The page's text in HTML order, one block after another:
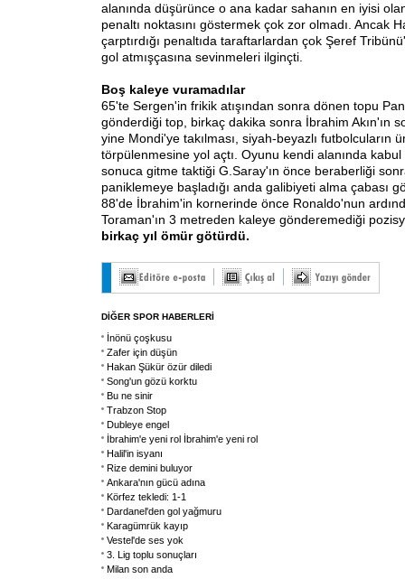
alanında düşürünce o ana kadar sahanın en iyisi
penaltı noktasını göstermek çok zor olmadı. Ancak
çarptırdığı penaltıda taraftarlardan çok Şeref
gol atmışçasına sevinmeleri ilginçti.
Boş kaleye vuramadılar
65'te Sergen'in frikik atışından sonra dönen topu
gönderdiği top, birkaç dakika sonra İbrahim Akın'ın
yine Mondi'ye takılması, siyah-beyazlı futbolcuların
törpülenmesine yol açtı. Oyunu kendi alanında
sonuca gitme taktiği G.Saray'ın önce beraberliği
paniklemeye başladığı anda galibiyeti alma çabası
88'de İbrahim'in kornerinde önce Ronaldo'nun
Toraman'ın 3 metreden kaleye gönderemediği
birkaç yıl ömür götürdü.
DİĞER SPOR HABERLERİ
İnönü çoşkusu
Zafer için düşün
Hakan Şükür özür diledi
Song'un gözü korktu
Bu ne sinir
Trabzon Stop
Dubleye engel
İbrahim'e yeni rol İbrahim'e yeni rol
Halil'in isyanı
Rize demini buluyor
Ankara'nın gücü adına
Körfez tekledi: 1-1
Dardanel'den gol yağmuru
Karagümrük kayıp
Vestel'de ses yok
3. Lig toplu sonuçları
Milan son anda